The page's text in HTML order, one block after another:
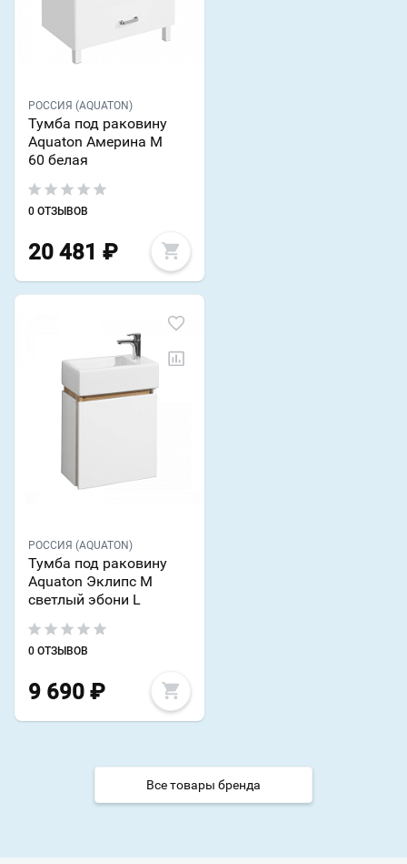
РОССИЯ (AQUATON)
Тумба под раковину
Aquaton Америна М
60 белая
0 ОТЗЫВОВ
20 481 ₽
РОССИЯ (AQUATON)
Тумба под раковину
Aquaton Эклипс М
светлый эбони L
0 ОТЗЫВОВ
9 690 ₽
Все товары бренда